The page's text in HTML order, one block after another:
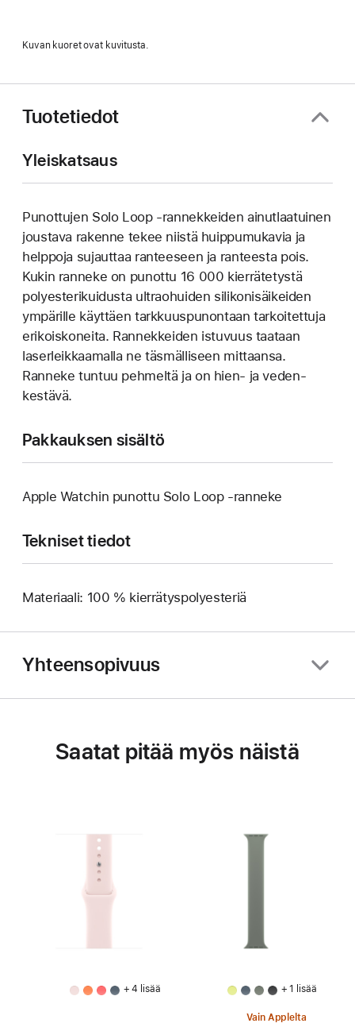
Kuvan kuoret ovat kuvitusta.
Tuotetiedot
Yleiskatsaus
Punottujen Solo Loop ‑rannekkeiden ainutlaatuinen
joustava rakenne tekee niistä huippu­mukavia ja
helppoja sujauttaa ranteeseen ja ranteesta pois.
Kukin ranneke on punottu 16 000 kierrätetystä
poly­esteri­kuidusta ultraohuiden silikoni­­säikeiden
ympärille käyttäen tarkkuuspunontaan tarkoitettuja
erikoiskoneita. Rannekkeiden istuvuus taataan
laser­leikkaamalla ne täsmälliseen mittaansa.
Ranneke tuntuu pehmeltä ja on hien‑ ja veden­
kestävä.
Pakkauksen sisältö
Apple Watchin punottu Solo Loop ‑ranneke
Tekniset tiedot
Materiaali: 100 % kierrätyspolyesteriä
Yhteensopivuus
Saatat pitää myös näistä
+ 4 lisää + 1 lisää
Vain Applelta